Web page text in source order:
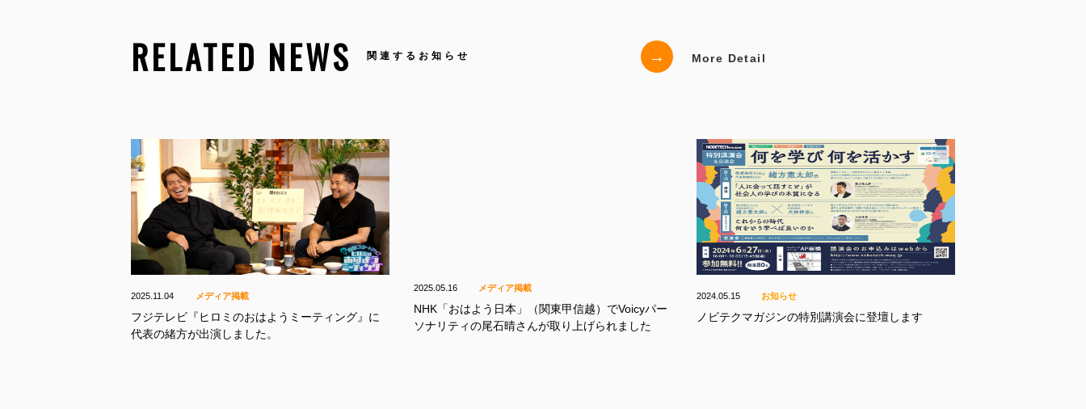
RELATED NEWS 関連するお知らせ → More Detail
2025.11.04 メディア掲載
フジテレビ『ヒロミのおはようミーティング』に
代表の緒方が出演しました。
2025.05.16 メディア掲載
NHK「おはよう日本」（関東甲信越）でVoicyパー
ソナリティの尾石晴さんが取り上げられました
2024.05.15 お知らせ
ノビテクマガジンの特別講演会に登壇します